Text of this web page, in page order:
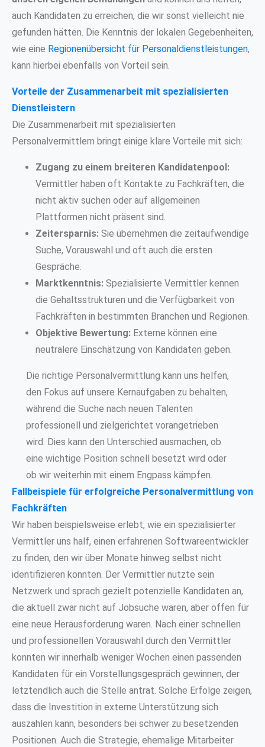
auch Kandidaten zu erreichen, die wir sonst vielleicht nie
gefunden hätten. Die Kenntnis der lokalen Gegebenheiten,
wie eine Regionenübersicht für Personaldienstleistungen,
kann hierbei ebenfalls von Vorteil sein.
Vorteile der Zusammenarbeit mit spezialisierten
Dienstleistern
Die Zusammenarbeit mit spezialisierten
Personalvermittlern bringt einige klare Vorteile mit sich:
Zugang zu einem breiteren Kandidatenpool:
Vermittler haben oft Kontakte zu Fachkräften, die
nicht aktiv suchen oder auf allgemeinen
Plattformen nicht präsent sind.
Zeitersparnis: Sie übernehmen die zeitaufwendige
Suche, Vorauswahl und oft auch die ersten
Gespräche.
Marktkenntnis: Spezialisierte Vermittler kennen
die Gehaltsstrukturen und die Verfügbarkeit von
Fachkräften in bestimmten Branchen und Regionen.
Objektive Bewertung: Externe können eine
neutralere Einschätzung von Kandidaten geben.
Die richtige Personalvermittlung kann uns helfen,
den Fokus auf unsere Kernaufgaben zu behalten,
während die Suche nach neuen Talenten
professionell und zielgerichtet vorangetrieben
wird. Dies kann den Unterschied ausmachen, ob
eine wichtige Position schnell besetzt wird oder
ob wir weiterhin mit einem Engpass kämpfen.
Fallbeispiele für erfolgreiche Personalvermittlung von
Fachkräften
Wir haben beispielsweise erlebt, wie ein spezialisierter
Vermittler uns half, einen erfahrenen Softwareentwickler
zu finden, den wir über Monate hinweg selbst nicht
identifizieren konnten. Der Vermittler nutzte sein
Netzwerk und sprach gezielt potenzielle Kandidaten an,
die aktuell zwar nicht auf Jobsuche waren, aber offen für
eine neue Herausforderung waren. Nach einer schnellen
und professionellen Vorauswahl durch den Vermittler
konnten wir innerhalb weniger Wochen einen passenden
Kandidaten für ein Vorstellungsgespräch gewinnen, der
letztendlich auch die Stelle antrat. Solche Erfolge zeigen,
dass die Investition in externe Unterstützung sich
auszahlen kann, besonders bei schwer zu besetzenden
Positionen. Auch die Strategie, ehemalige Mitarbeiter